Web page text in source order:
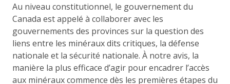
Au niveau constitutionnel, le gouvernement du
Canada est appelé à collaborer avec les
gouvernements des provinces sur la question des
liens entre les minéraux dits critiques, la défense
nationale et la sécurité nationale. À notre avis, la
manière la plus efficace d’agir pour encadrer l’accès
aux minéraux commence dès les premières étapes du